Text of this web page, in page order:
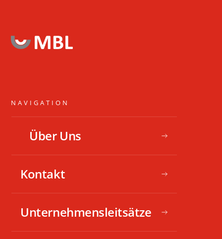
NAVIGATION
Über Uns
Kontakt
Unternehmensleitsätze